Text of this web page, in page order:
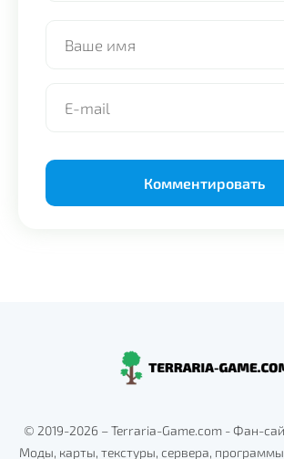
© 2019-2026 – Terraria-Game.com - Фан-
Моды, карты, текстуры, сервера,